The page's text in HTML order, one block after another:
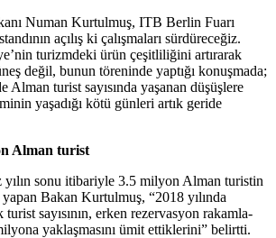
Numan Kurtulmuş, ITB Berlin Fuarı
açılış ki çalışmaları sürdüreceğiz.
turizmdeki ürün çeşitliliğini artırarak
değil, bunun töreninde yaptığı konuşmada;
Alman turist sayısında yaşanan düşüşlere
yaşadığı kötü günleri artık geride
Alman turist
sonu itibariyle 3.5 milyon Alman turistin
Bakan Kurtulmuş, “2018 yılında
sayısının, erken rezervasyon rakamla-
yaklaşmasını ümit ettiklerini” belirtti.